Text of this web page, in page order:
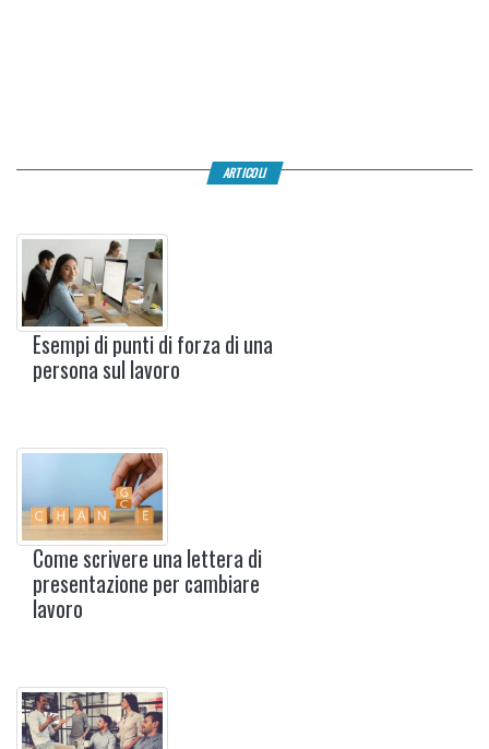
ARTICOLI
Esempi di punti di forza di una
persona sul lavoro
Come scrivere una lettera di
presentazione per cambiare
lavoro